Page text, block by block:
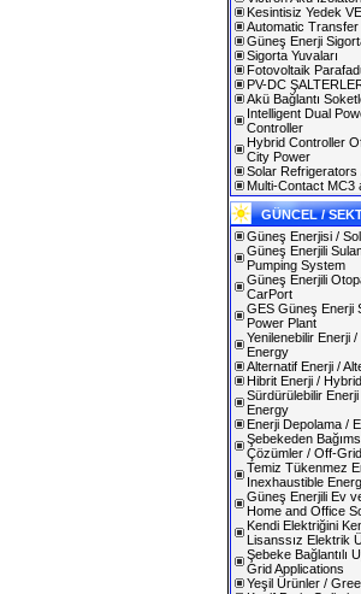
Kesintisiz Yedek
Automatic Transfer
Güneş Enerji
Sigorta Yuvaları
Fotovoltaik
PV-DC
Akü Bağlantı
Intelligent Dual
Controller
Hybrid Controller
City Power
Solar
Multi-Contact MC3
GÜNCEL /
Güneş Enerjisi /
Güneş Enerjili
Pumping System
Güneş Enerjili
CarPort
GES Güneş Enerji
Power Plant
Yenilenebilir Enerji
Energy
Alternatif Enerji /
Hibrit Enerji /
Sürdürülebilir
Energy
Enerji Depolama /
Şebekeden
Çözümler / Off-
Temiz Tükenmez
Inexhaustible
Güneş Enerjili Ev
Home and Office
Kendi Elektriğini
Lisanssız Elektrik
Şebeke Bağlantılı
Grid Applications
Yeşil Ürünler /